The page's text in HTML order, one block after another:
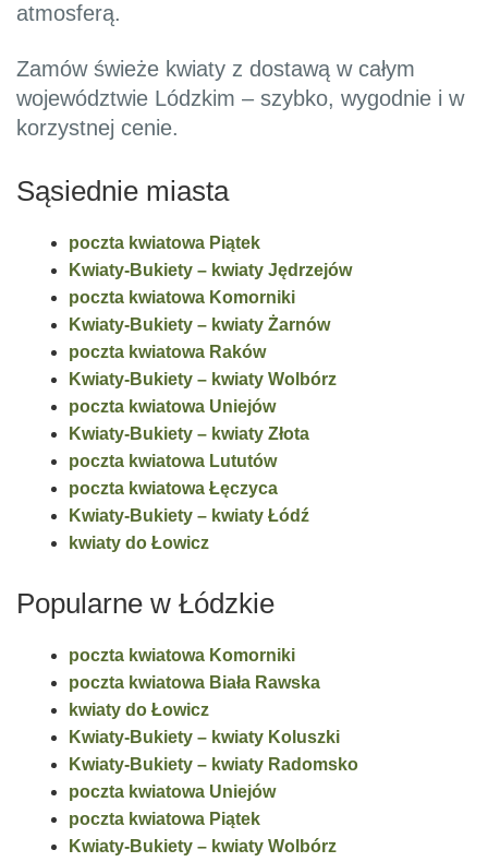
atmosferą.
Zamów świeże kwiaty z dostawą w całym
województwie Lódzkim – szybko, wygodnie i w
korzystnej cenie.
Sąsiednie miasta
poczta kwiatowa Piątek
Kwiaty-Bukiety – kwiaty Jędrzejów
poczta kwiatowa Komorniki
Kwiaty-Bukiety – kwiaty Żarnów
poczta kwiatowa Raków
Kwiaty-Bukiety – kwiaty Wolbórz
poczta kwiatowa Uniejów
Kwiaty-Bukiety – kwiaty Złota
poczta kwiatowa Lututów
poczta kwiatowa Łęczyca
Kwiaty-Bukiety – kwiaty Łódź
kwiaty do Łowicz
Popularne w Łódzkie
poczta kwiatowa Komorniki
poczta kwiatowa Biała Rawska
kwiaty do Łowicz
Kwiaty-Bukiety – kwiaty Koluszki
Kwiaty-Bukiety – kwiaty Radomsko
poczta kwiatowa Uniejów
poczta kwiatowa Piątek
Kwiaty-Bukiety – kwiaty Wolbórz